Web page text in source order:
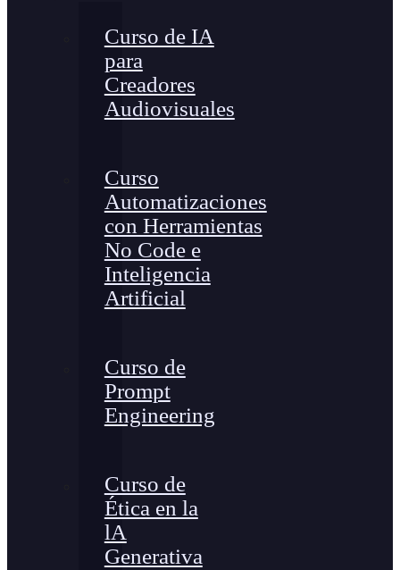
Curso de IA
para
Creadores
Audiovisuales
Curso
Automatizaciones
con Herramientas
No Code e
Inteligencia
Artificial
Curso de
Prompt
Engineering
Curso de
Ética en la
lA
Generativa